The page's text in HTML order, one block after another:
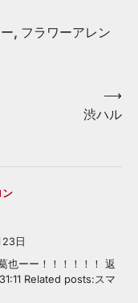
, フラワーアレン
渋ハル
⟶
ン
日
也ーー！！！！！！ 返
Related posts:スマ